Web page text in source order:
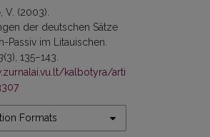
V. (2003).
der deutschen Sätze
Passiv im Litauischen.
(3), 135–143.
kalbotyra/arti
Formats